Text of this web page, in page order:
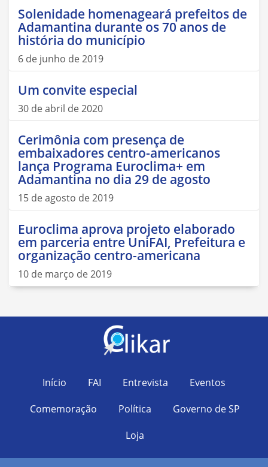
Solenidade homenageará prefeitos de
Adamantina durante os 70 anos de
história do município
6 de junho de 2019
Um convite especial
30 de abril de 2020
Cerimônia com presença de
embaixadores centro-americanos
lança Programa Euroclima+ em
Adamantina no dia 29 de agosto
15 de agosto de 2019
Euroclima aprova projeto elaborado
em parceria entre UniFAI, Prefeitura e
organização centro-americana
10 de março de 2019
Início FAI Entrevista
Eventos
Comemoração
Política
Governo de SP
Loja